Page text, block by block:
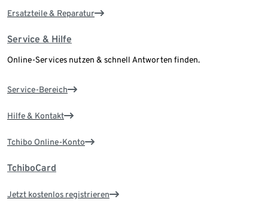
Ersatzteile & Reparatur
Service & Hilfe
Online-Services nutzen & schnell Antworten finden.
Service-Bereich
Hilfe & Kontakt
Tchibo Online-Konto
TchiboCard
Jetzt kostenlos registrieren